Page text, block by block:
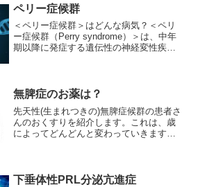
腕がパンパ...
ペリー症候群
＜ペリー症候群＞はどんな病気？＜ペリ
ー症候群（Perry syndrome）＞は、中年
期以降に発症する遺伝性の神経変性疾患
精神症...
無脾症のお薬は？
先天性(生まれつきの)無脾症候群の患者さ
んのおくすりを紹介します。これは、歳
によってどんどんと変わっていきます。
そのお薬の説明をさせ...
下垂体性PRL分泌亢進症